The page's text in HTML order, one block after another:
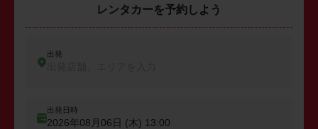
レンタカーを予約しよう
出発
出発日時
2026年08月06日 (木) 13:00